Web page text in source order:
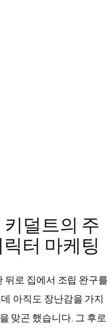
덜트의 주
터 마케팅
뒤로 집에서 조립 완구를
아직도 장난감을 가지
맞곤 했습니다. 그 후로